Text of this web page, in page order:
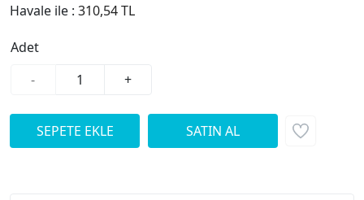
Havale ile : 310,54 TL
Adet
-
+